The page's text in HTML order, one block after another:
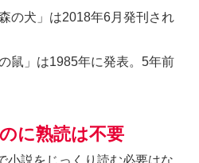
の犬」は2018年6月発刊され
鼠」は1985年に発表。5年前
に熟読は不要